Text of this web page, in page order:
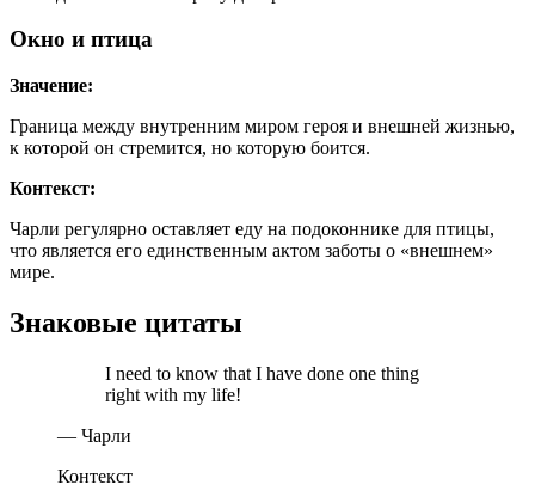
Окно и птица
Значение:
Граница между внутренним миром героя и внешней жизнью,
к которой он стремится, но которую боится.
Контекст:
Чарли регулярно оставляет еду на подоконнике для птицы,
что является его единственным актом заботы о «внешнем»
мире.
Знаковые цитаты
I need to know that I have done one thing
right with my life!
— Чарли
Контекст